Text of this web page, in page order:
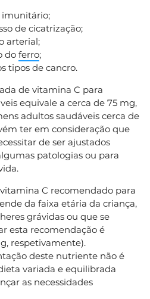
imunitário;
de cicatrização;
arterial;
do ferro;
tipos de cancro.
de vitamina C para
equivale a cerca de 75 mg,
adultos saudáveis cerca de
ter em consideração que
de ser ajustados
patologias ou para
C recomendado para
da faixa etária da criança,
grávidas ou que se
esta recomendação é
respetivamente).
deste nutriente não é
variada e equilibrada
as necessidades